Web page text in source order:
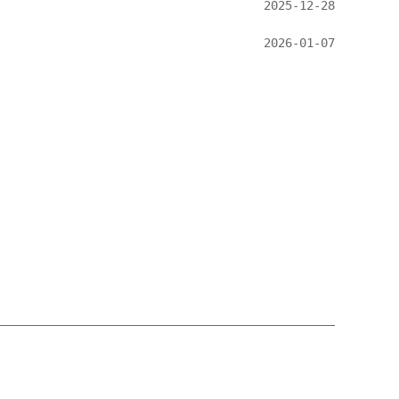
2025-12-28
2026-01-07